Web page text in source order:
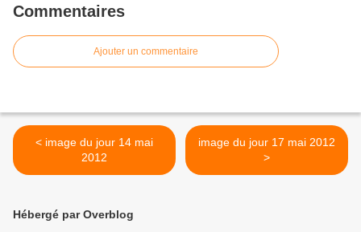
Commentaires
Ajouter un commentaire
< image du jour 14 mai
2012
image du jour 17 mai 2012
>
Hébergé par Overblog